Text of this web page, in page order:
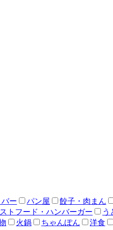
ー パン屋 餃子・肉まん
トフード・ハンバーガー う
火鍋 ちゃんぽん 洋食